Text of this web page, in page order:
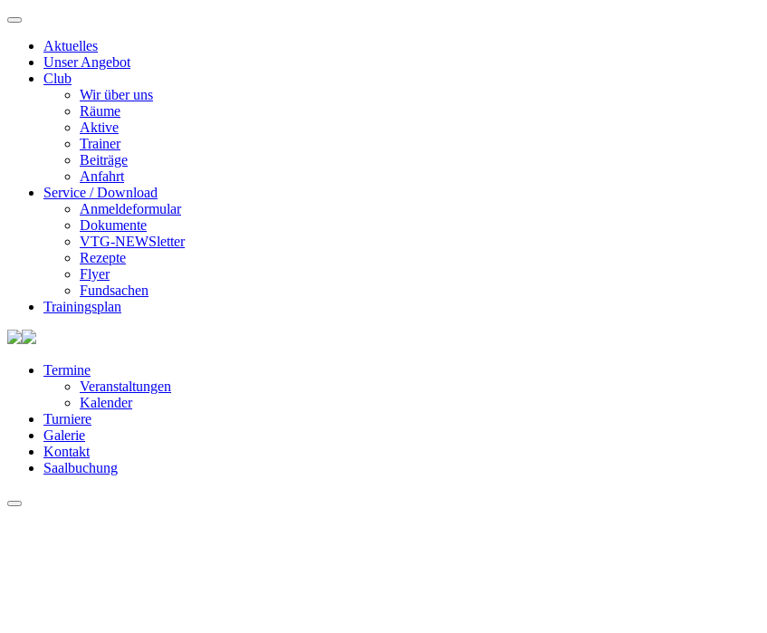
Aktuelles
Unser Angebot
Club
Wir über uns
Räume
Aktive
Trainer
Beiträge
Anfahrt
Service / Download
Anmeldeformular
Dokumente
VTG-NEWSletter
Rezepte
Flyer
Fundsachen
Trainingsplan
Termine
Veranstaltungen
Kalender
Turniere
Galerie
Kontakt
Saalbuchung